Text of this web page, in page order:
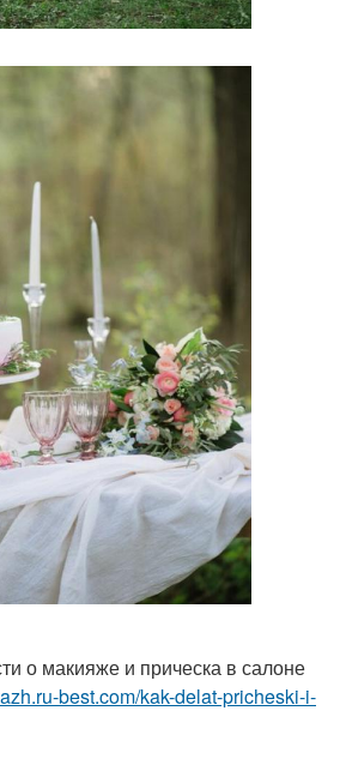
о макияже и прическа в салоне
best.com/kak-delat-pricheski-i-